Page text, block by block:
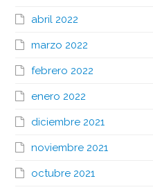
abril 2022
marzo 2022
febrero 2022
enero 2022
diciembre 2021
noviembre 2021
octubre 2021